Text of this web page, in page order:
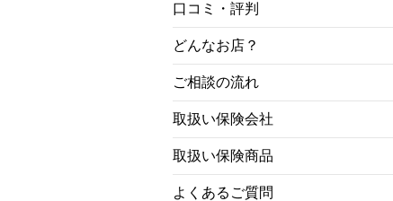
口コミ・評判
どんなお店？
ご相談の流れ
取扱い保険会社
取扱い保険商品
よくあるご質問